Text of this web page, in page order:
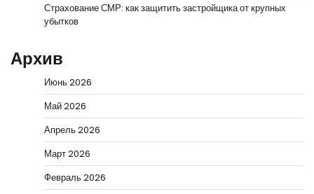
Страхование СМР: как защитить застройщика от крупных
убытков
Архив
Июнь 2026
Май 2026
Апрель 2026
Март 2026
Февраль 2026